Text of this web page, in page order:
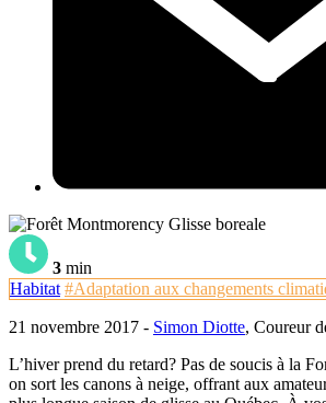
3 min
Habitat #Adaptation aux changements
21 novembre 2017 - Simon Diotte, Coureur
L’hiver prend du retard? Pas de soucis à la
on sort les canons à neige, offrant aux